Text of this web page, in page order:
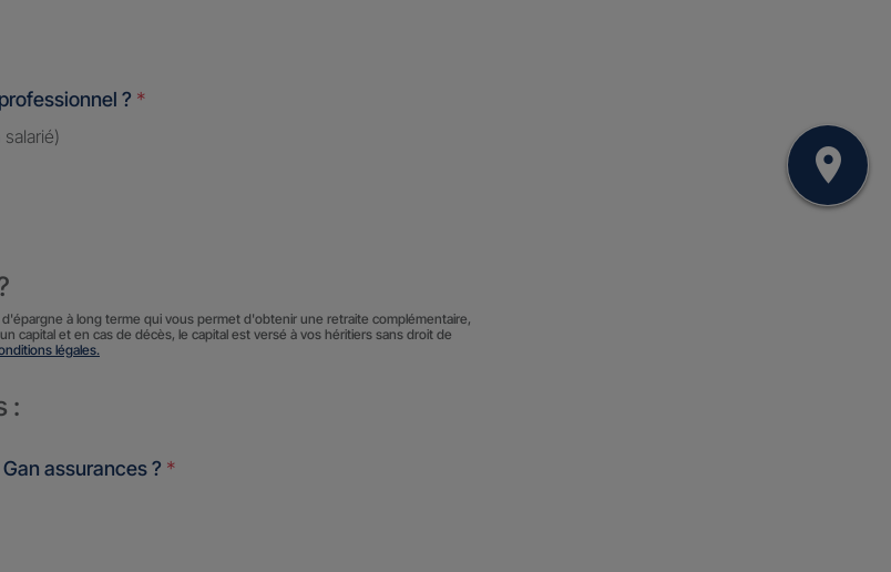
? *
d'épargne à long terme qui vous permet d'obtenir une retraite complémentaire,
capital et en cas de décès, le capital est versé à vos héritiers sans droit de
légales.
:
assurances ? *